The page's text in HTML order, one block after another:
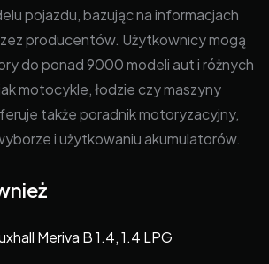
pojazdu, bazując na informacjach
producentów. Użytkownicy mogą
do ponad 9000 modeli aut i różnych
motocykle, łodzie czy maszyny
także poradnik motoryzacyjny,
i użytkowaniu akumulatorów.
Meriva B 1.4, 1.4 LPG